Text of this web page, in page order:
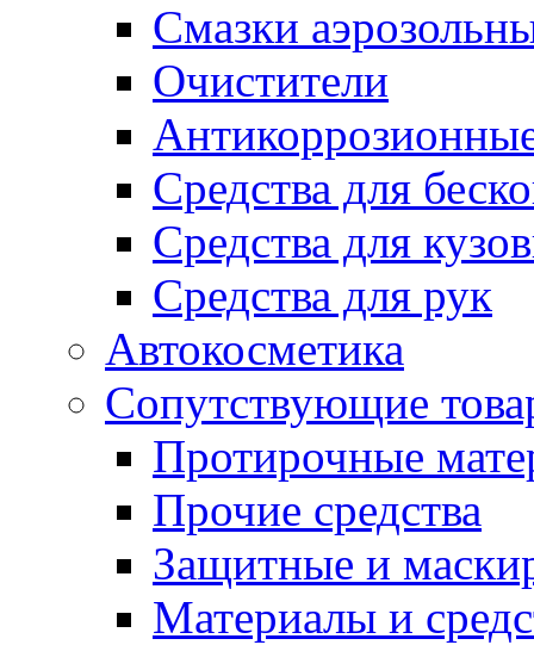
Смазки
Очистители
Средства для
Средства для
Средства для рук
Автокосметика
Сопутствующие
Протирочные
Прочие средства
Защитные и
Материалы и